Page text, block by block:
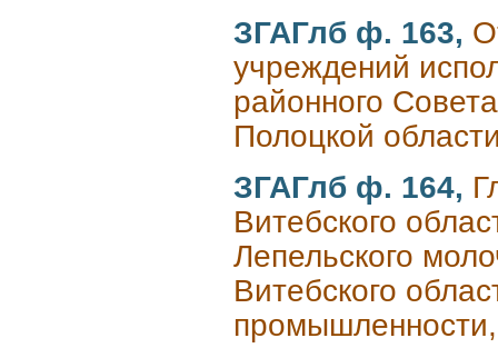
ЗГАГлб ф. 163,
учреждений
районного
Полоцкой
ЗГАГлб ф. 164,
Витебского
Лепельского
Витебского
промышленности,